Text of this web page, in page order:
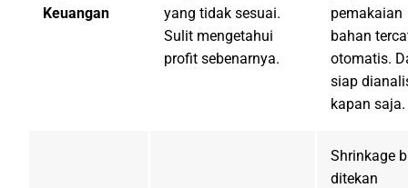
Keuangan
yang tidak sesuai.
Sulit mengetahui
profit sebenarnya.
pemakaian
bahan
otomatis.
siap
kapan saja.
Shrinkage
ditekan